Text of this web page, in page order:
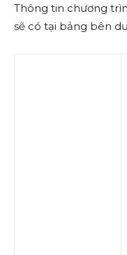
Thông tin chương
sẽ có tại bảng bên